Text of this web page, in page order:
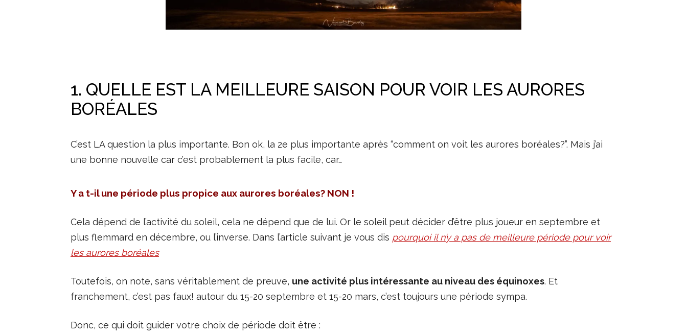
1. QUELLE EST LA MEILLEURE SAISON POUR VOIR LES AURORES
BORÉALES
C’est LA question la plus importante. Bon ok, la 2e plus importante après “comment on voit les aurores boréales?”. Mais j’ai
une bonne nouvelle car c’est probablement la plus facile, car…
Y a t-il une période plus propice aux aurores boréales? NON !
Cela dépend de l’activité du soleil, cela ne dépend que de lui. Or le soleil peut décider d’être plus joueur en septembre et
plus flemmard en décembre, ou l’inverse. Dans l’article suivant je vous dis pourquoi il n’y a pas de meilleure période pour voir
les aurores boréales
Toutefois, on note, sans véritablement de preuve, une activité plus intéressante au niveau des équinoxes. Et
franchement, c’est pas faux! autour du 15-20 septembre et 15-20 mars, c’est toujours une période sympa.
Donc, ce qui doit guider votre choix de période doit être :